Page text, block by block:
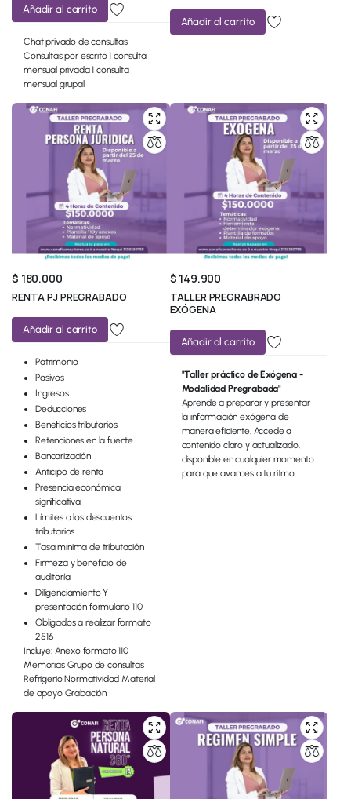
Añadir al carrito
Chat privado de consultas
Consultas por escrito 1 consulta
mensual privada 1 consulta
mensual grupal
Añadir al carrito
$ 180.000
RENTA PJ PREGRABADO
Añadir al carrito
Patrimonio
Pasivos
Ingresos
Deducciones
Beneficios tributarios
Retenciones en la fuente
Bancarización
Anticipo de renta
Presencia económica
significativa
Límites a los descuentos
tributarios
Tasa mínima de tributación
Firmeza y beneficio de
auditoría
Diligenciamiento Y
presentación formulario 110
Obligados a realizar formato
2516
Incluye: Anexo formato 110
Memorias Grupo de consultas
Refrigerio Normatividad Material
de apoyo Grabación
$ 149.900
TALLER PREGRABRADO
EXÓGENA
Añadir al carrito
"Taller práctico de Exógena -
Modalidad Pregrabada"
Aprende a preparar y presentar
la información exógena de
manera eficiente. Accede a
contenido claro y actualizado,
disponible en cualquier momento
para que avances a tu ritmo.